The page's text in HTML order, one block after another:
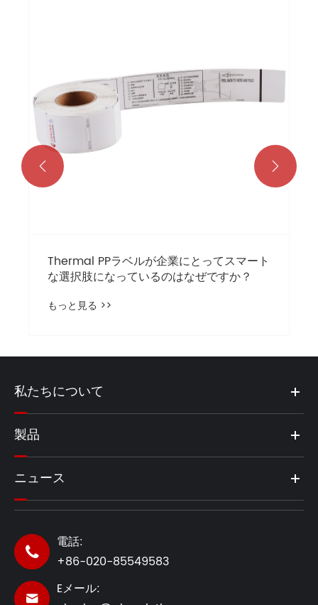
Thermal PPラベルが企業にとってスマート
な選択肢になっているのはなぜですか？
もっと見る >>
 
私たちについて
製品
ニュース

電話:
+86-020-85549583

Eメール: